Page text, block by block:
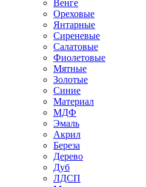
Венге
Ореховые
Янтарные
Сиреневые
Салатовые
Фиолетовые
Мятные
Золотые
Синие
Материал
МДФ
Эмаль
Акрил
Береза
Дерево
Дуб
ЛДСП